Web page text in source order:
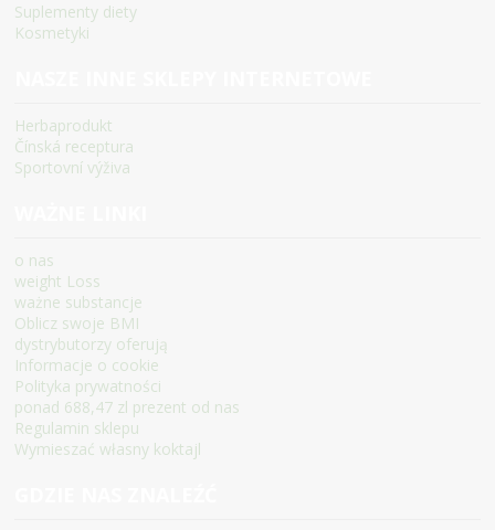
Suplementy diety
Kosmetyki
Herbaprodukt
Čínská receptura
Sportovní výživa
o nas
weight Loss
ważne substancje
Oblicz swoje BMI
dystrybutorzy oferują
Informacje o cookie
Polityka prywatności
ponad 688,47 zl prezent od nas
Regulamin sklepu
Wymieszać własny koktajl